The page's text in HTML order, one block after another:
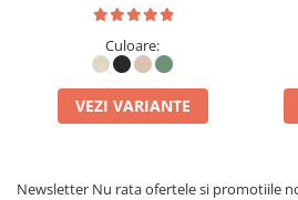
Culoare:
VEZI VARIANTE
Newsletter Nu rata ofertele si promotiile